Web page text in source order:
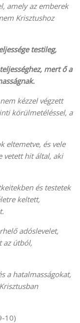
amely az emberek
Krisztushoz
testileg,
mert ő a
kézzel végzett
körülmetéléssel, a
eltemetve, és vele
vetett hit által, aki
és testetek
keltett,
adóslevelet,
az útból,
a hatalmasságokat,
10)